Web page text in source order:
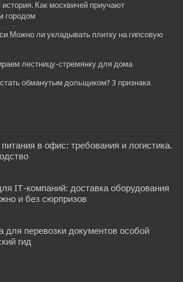
Как москвичей приучают
городом
Можно ли укладывать плитку на гипсовую
лестницу-стремянку для дома
стать обманутым дольщиком? 3 признака
в офис: требования и логистика.
IT‑компаний: доставка оборудования
и без сюрпризов
для перевозки документов особой
гид